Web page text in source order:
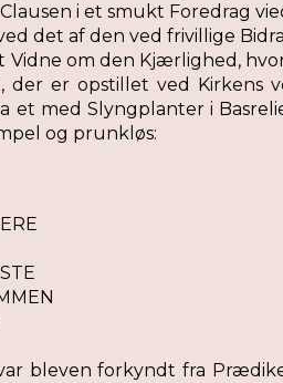
i et smukt Foredrag
det af den ved frivillige
om den Kjærlighed,
der er opstillet ved
et med Slyngplanter i
og prunkløs:
bleven forkyndt fra